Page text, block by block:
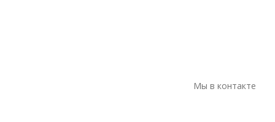
Мы в контакте